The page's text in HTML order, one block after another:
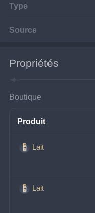
Type
Source
Propriétés
Boutique
Produit
Lait
Lait